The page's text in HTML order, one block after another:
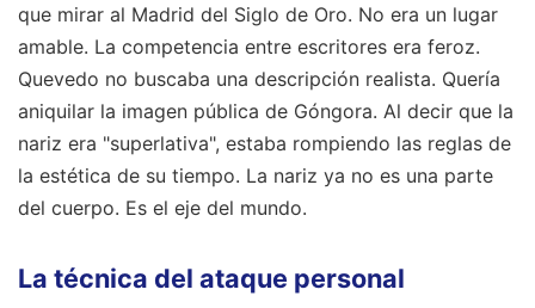
que mirar al Madrid del Siglo de Oro. No era un lugar
amable. La competencia entre escritores era feroz.
Quevedo no buscaba una descripción realista. Quería
aniquilar la imagen pública de Góngora. Al decir que la
nariz era "superlativa", estaba rompiendo las reglas de
la estética de su tiempo. La nariz ya no es una parte
del cuerpo. Es el eje del mundo.
La técnica del ataque personal